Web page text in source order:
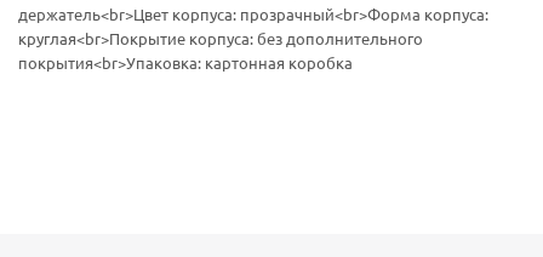
держатель<br>Цвет корпуса: прозрачный<br>Форма корпуса:
круглая<br>Покрытие корпуса: без дополнительного
покрытия<br>Упаковка: картонная коробка